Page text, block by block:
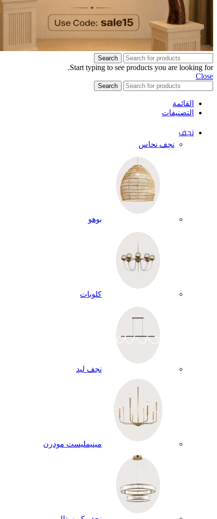
Search
Start typing to see products you are looking for.
Close
Search
القائمة
التصنيفات
نجف
نجف نحاس
بوهو
كلوبات
نجف ليد
مينيمليست مودرن